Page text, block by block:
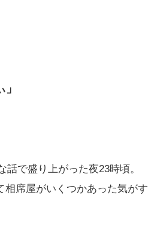
話で盛り上がった夜23時頃。
相席屋がいくつかあった気がす